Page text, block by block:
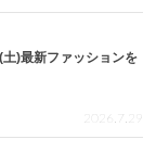
)最新ファッションを
2026.7.29